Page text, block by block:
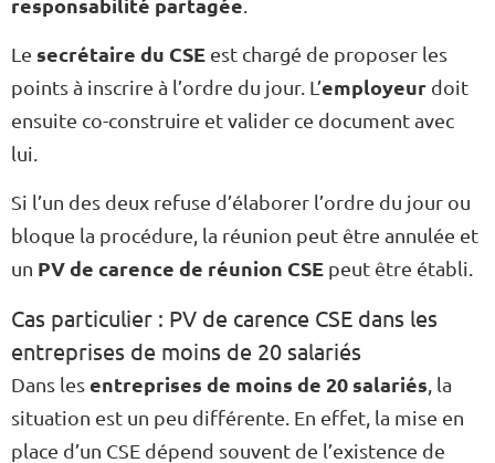
Le secrétaire du CSE est chargé de proposer les
points à inscrire à l’ordre du jour. L’employeur doit
ensuite co-construire et valider ce document avec
lui.
Si l’un des deux refuse d’élaborer l’ordre du jour ou
bloque la procédure, la réunion peut être annulée et
un PV de carence de réunion CSE peut être établi.
Cas particulier : PV de carence CSE dans les
entreprises de moins de 20 salariés
Dans lesentreprises de moins de 20 salariés , la
situation est un peu différente. En effet, la mise en
place d’un CSE dépend souvent de l’existence de